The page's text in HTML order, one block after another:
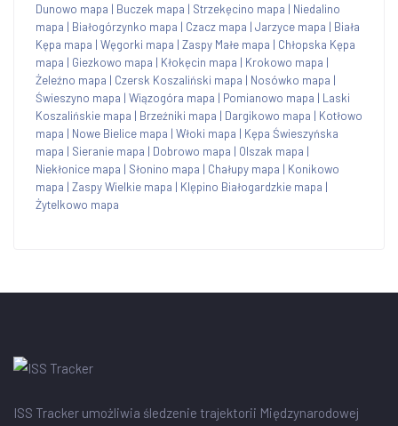
Dunowo mapa | Buczek mapa | Strzekęcino mapa | Niedalino
mapa | Białogórzynko mapa | Czacz mapa | Jarzyce mapa | Biała
Kępa mapa | Węgorki mapa | Zaspy Małe mapa | Chłopska Kępa
mapa | Giezkowo mapa | Kłokęcin mapa | Krokowo mapa |
Żeleźno mapa | Czersk Koszaliński mapa | Nosówko mapa |
Świeszyno mapa | Wiązogóra mapa | Pomianowo mapa | Laski
Koszalińskie mapa | Brzeźniki mapa | Dargikowo mapa | Kotłowo
mapa | Nowe Bielice mapa | Włoki mapa | Kępa Świeszyńska
mapa | Sieranie mapa | Dobrowo mapa | Olszak mapa |
Niekłonice mapa | Słonino mapa | Chałupy mapa | Konikowo
mapa | Zaspy Wielkie mapa | Klępino Białogardzkie mapa |
Żytelkowo mapa
ISS Tracker umożliwia śledzenie trajektorii Międzynarodowej